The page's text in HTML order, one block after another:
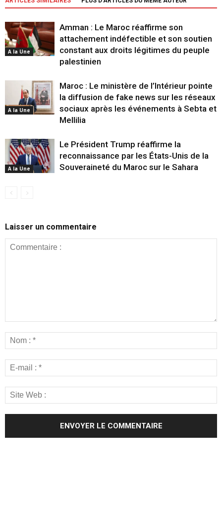
A la Une
Amman : Le Maroc réaffirme son
attachement indéfectible et son soutien
constant aux droits légitimes du peuple
palestinien
A la Une
Maroc : Le ministère de l’Intérieur pointe
la diffusion de fake news sur les réseaux
sociaux après les événements à Sebta et
Mellilia
A la Une
Le Président Trump réaffirme la
reconnaissance par les États-Unis de la
Souveraineté du Maroc sur le Sahara
Laisser un commentaire